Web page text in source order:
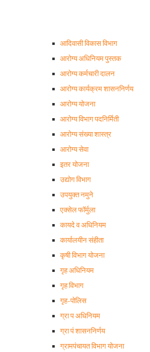
आदिवासी विकास विभाग
आरोग्य अधिनियम पुस्तक
आरोग्य कर्मचारी दालन
आरोग्य कार्यक्रम शासननिर्णय
आरोग्य योजना
आरोग्य विभाग पदनिर्मिती
आरोग्य संख्या शास्त्र
आरोग्य सेवा
इतर योजना
उद्योग विभाग
उपयुक्त नमुने
एक्सेल फॉर्मुला
कायदे व अधिनियम
कार्यालयीन संहीता
कृषी विभाग योजना
गृह अधिनियम
गृह विभाग
गृह-पोलिस
ग्रा प अधिनियम
ग्रा पं शासननिर्णय
ग्रामपंचायत विभाग योजना